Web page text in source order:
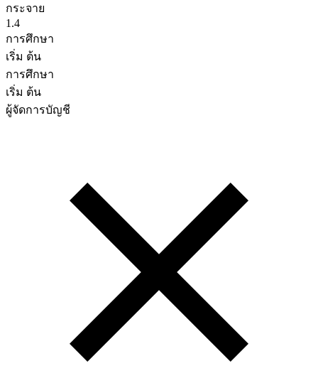
กระจาย
1.4
การศึกษา
เริ่ม ต้น
การศึกษา
เริ่ม ต้น
ผู้จัดการบัญชี